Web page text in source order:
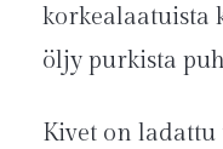
korkealaatuista
öljy purkista
Kivet on ladattu